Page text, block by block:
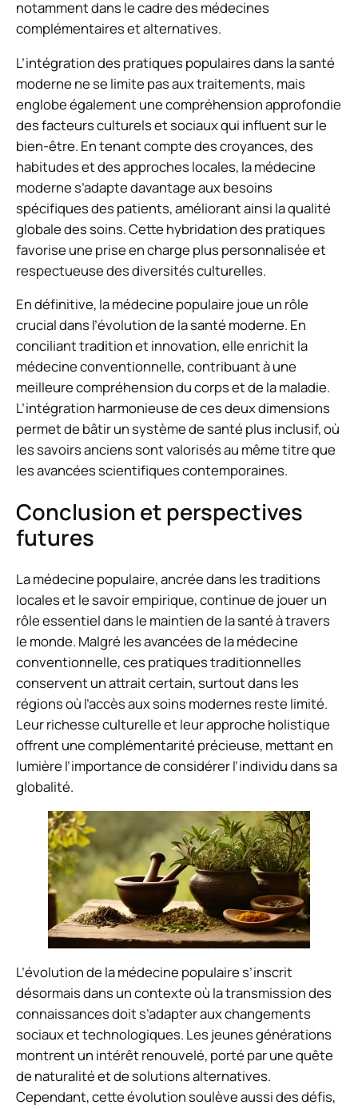
notamment dans le cadre des médecines
complémentaires et alternatives.
L’intégration des pratiques populaires dans la santé
moderne ne se limite pas aux traitements, mais
englobe également une compréhension approfondie
des facteurs culturels et sociaux qui influent sur le
bien-être. En tenant compte des croyances, des
habitudes et des approches locales, la médecine
moderne s’adapte davantage aux besoins
spécifiques des patients, améliorant ainsi la qualité
globale des soins. Cette hybridation des pratiques
favorise une prise en charge plus personnalisée et
respectueuse des diversités culturelles.
En définitive, la médecine populaire joue un rôle
crucial dans l’évolution de la santé moderne. En
conciliant tradition et innovation, elle enrichit la
médecine conventionnelle, contribuant à une
meilleure compréhension du corps et de la maladie.
L’intégration harmonieuse de ces deux dimensions
permet de bâtir un système de santé plus inclusif, où
les savoirs anciens sont valorisés au même titre que
les avancées scientifiques contemporaines.
Conclusion et perspectives
futures
La médecine populaire, ancrée dans les traditions
locales et le savoir empirique, continue de jouer un
rôle essentiel dans le maintien de la santé à travers
le monde. Malgré les avancées de la médecine
conventionnelle, ces pratiques traditionnelles
conservent un attrait certain, surtout dans les
régions où l’accès aux soins modernes reste limité.
Leur richesse culturelle et leur approche holistique
offrent une complémentarité précieuse, mettant en
lumière l’importance de considérer l’individu dans sa
globalité.
L’évolution de la médecine populaire s’inscrit
désormais dans un contexte où la transmission des
connaissances doit s’adapter aux changements
sociaux et technologiques. Les jeunes générations
montrent un intérêt renouvelé, porté par une quête
de naturalité et de solutions alternatives.
Cependant, cette évolution soulève aussi des défis,